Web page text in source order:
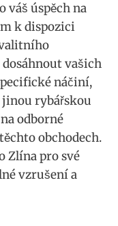
váš úspěch na
k‌ dispozici
‌vašich
náčiní,
rybářskou
odborné
obchodech.
​Zlína pro své
vzrušení a